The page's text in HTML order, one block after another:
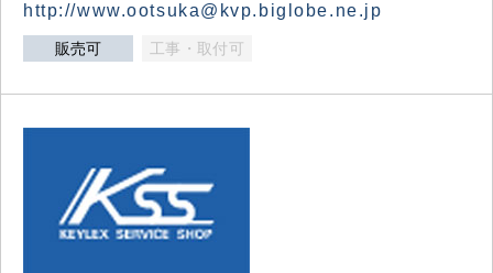
http://www.ootsuka@kvp.biglobe.ne.jp
販売可 工事・取付可